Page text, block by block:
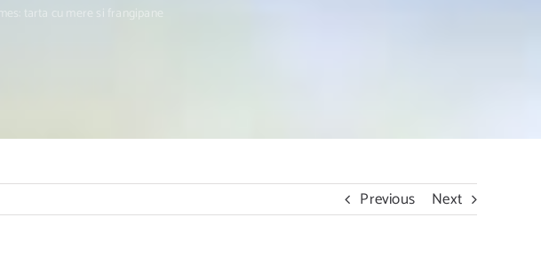
tarta cu mere si frangipane
Previous Next